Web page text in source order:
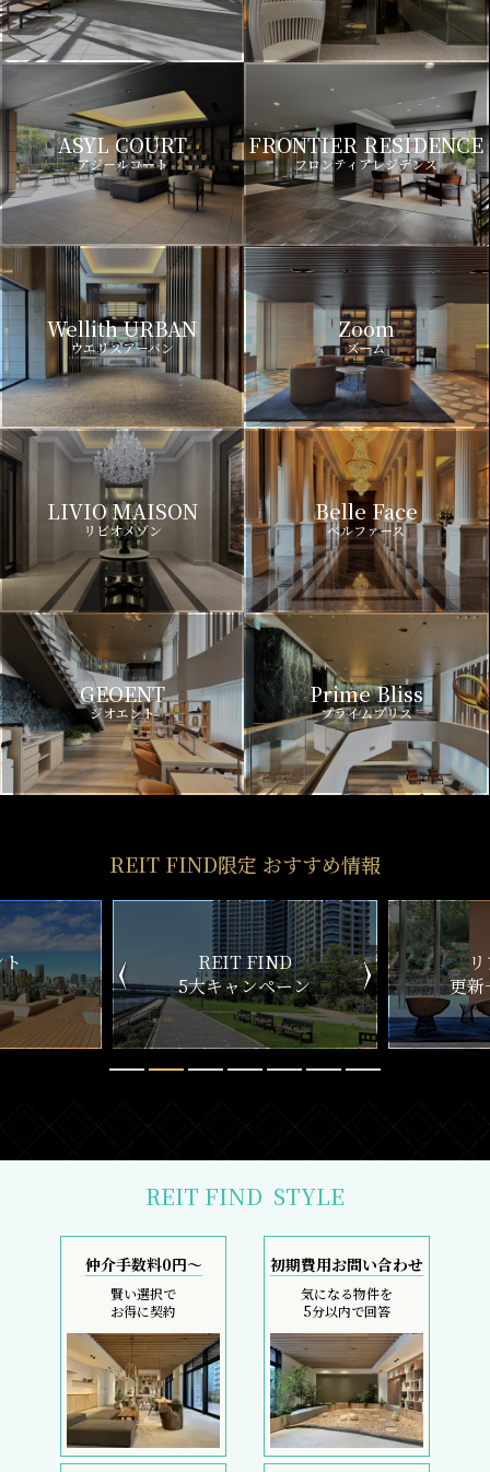
ASYL COURT
アジールコート
FRONTIER RESIDENCE
フロンティアレジデンス
Wellith URBAN
ウエリスアーバン
Zoom
ズーム
LIVIO MAISON
リビオメゾン
Belle Face
ベルファース
GEOENT
ジオエント
Prime Bliss
プライムブリス
REIT FIND限定 おすすめ情報
ン
リアルタイム
更新一覧チェック
新
REIT FIND STYLE
仲介手数料0円～
賢い選択で
お得に契約
初期費用お問い合わせ
気になる物件を
5分以内で回答